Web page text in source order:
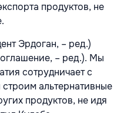
продуктов, не
Эрдоган, – ред.)
– ред.). Мы
сотрудничает с
альтернативные
продуктов, не идя